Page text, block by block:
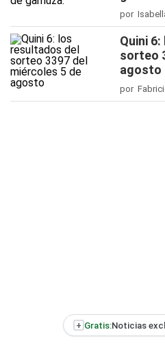
por
Quini
sorteo
agosto
por
+ Gratis:Noticias